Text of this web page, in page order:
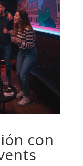
con